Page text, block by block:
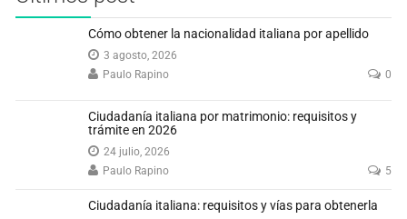
Cómo obtener la nacionalidad italiana por apellido
3 agosto, 2026
Paulo Rapino
0
Ciudadanía italiana por matrimonio: requisitos y
trámite en 2026
24 julio, 2026
Paulo Rapino
5
Ciudadanía italiana: requisitos y vías para obtenerla